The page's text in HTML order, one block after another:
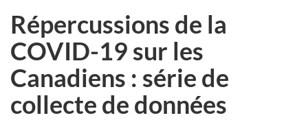
Répercussions de la
COVID-19 sur les
Canadiens : série de
collecte de données